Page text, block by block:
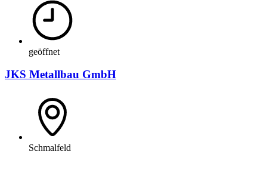
geöffnet
JKS Metallbau GmbH
Schmalfeld